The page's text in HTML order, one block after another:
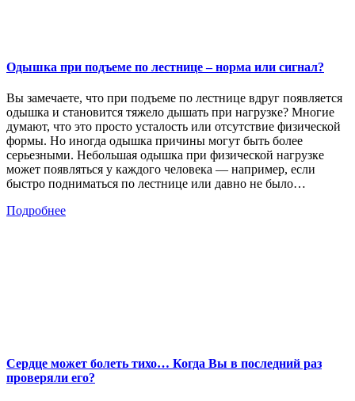
Одышка при подъеме по лестнице – норма или сигнал?
Вы замечаете, что при подъеме по лестнице вдруг появляется
одышка и становится тяжело дышать при нагрузке? Многие
думают, что это просто усталость или отсутствие физической
формы. Но иногда одышка причины могут быть более
серьезными. Небольшая одышка при физической нагрузке
может появляться у каждого человека — например, если
быстро подниматься по лестнице или давно не было…
Подробнее
Сердце может болеть тихо… Когда Вы в последний раз
проверяли его?